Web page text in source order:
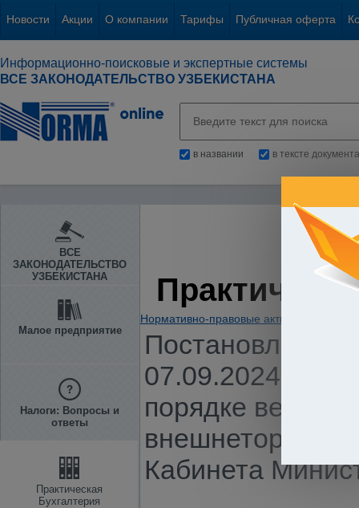
Новости Акции О компании Тарифы Публичная оферта
Информационно-поисковые и экспертные системы
ВСЕ ЗАКОНОДАТЕЛЬСТВО УЗБЕКИСТАНА
в названии в тексте документа
ВСЕ
ЗАКОНОДАТЕЛЬСТВО
УЗБЕКИСТАНА
Малое предприятие
Налоги: Вопросы и
ответы
Практическая
Бухгалтерия
Нормативно-правовые акты
Постановление
07.09.2024 г. N
порядке
Кабинета